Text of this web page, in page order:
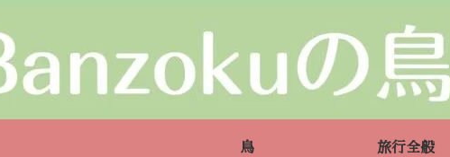
鳥 旅行全般